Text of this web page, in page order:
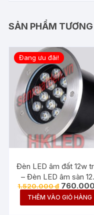
SẢN PHẨM
Đang ưu đãi!
Đèn LED âm đất 12w
– Đèn LED âm sàn
tròn
1.520.000₫ Giá
gốc
là:
1.520.000
THÊM VÀO GIỎ HÀNG